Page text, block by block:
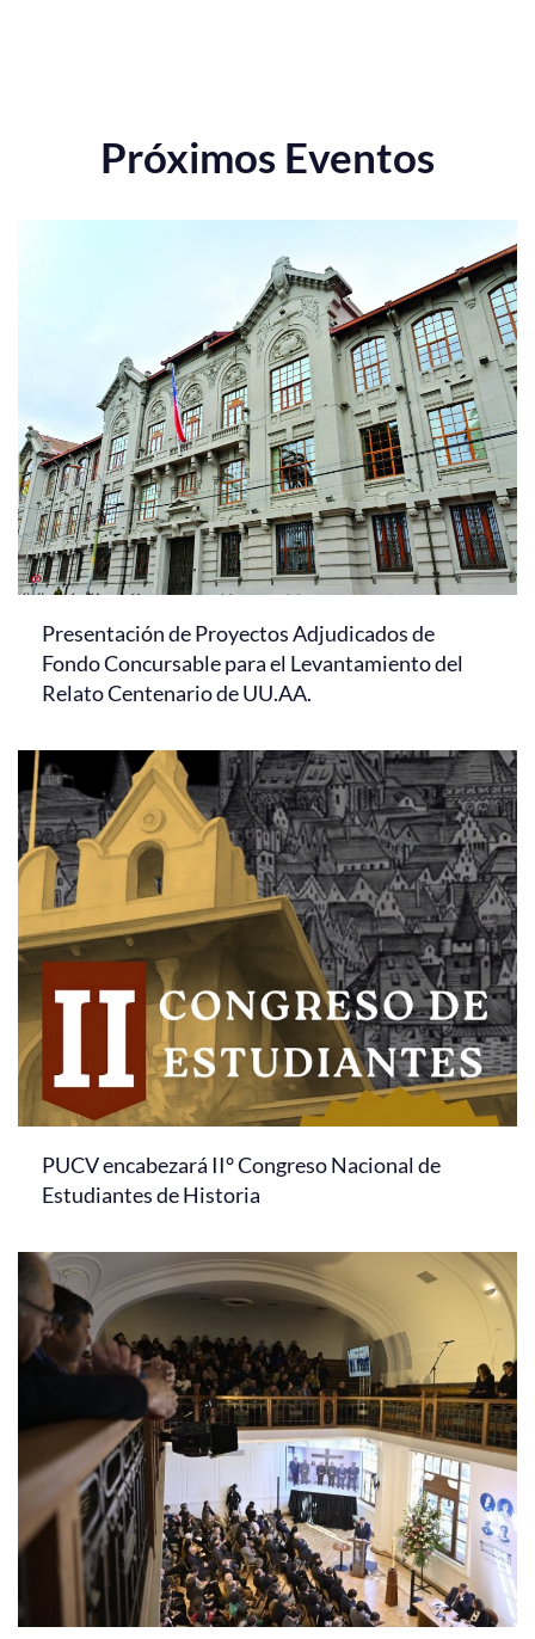
Próximos Eventos
Presentación de Proyectos Adjudicados de
Fondo Concursable para el Levantamiento del
Relato Centenario de UU.AA.
PUCV encabezará II° Congreso Nacional de
Estudiantes de Historia